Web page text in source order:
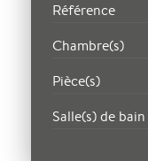
Référence
Chambre(s)
Pièce(s)
Salle(s) de bain